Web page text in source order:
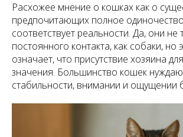
Расхожее мнение о кошках как о
предпочитающих полное
соответствует реальности. Да, они не
постоянного контакта, как собаки, но
означает, что присутствие хозяина
значения. Большинство кошек
стабильности, внимании и ощущении